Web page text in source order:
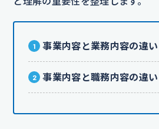
事業内容と業務内容の違い
事業内容と職務内容の違い